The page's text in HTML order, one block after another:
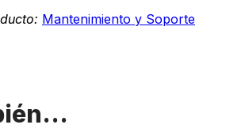
Mantenimiento y Soporte